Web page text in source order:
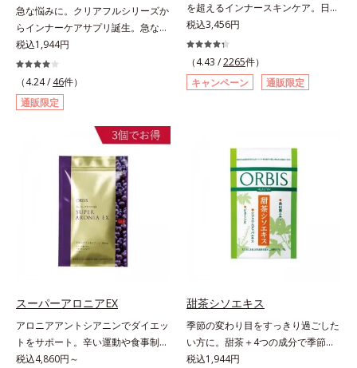
急な悩みに。クリアフルシリーズか
らインナーケアサプリ誕生。急な悩
みに。ケアに行き詰まったすべての
女性に送る、「クリアフルシリー
ズ」のオールインワンサプリメント
です。ビタミンB1とB2を配合。ビ
タミンB6とビタミンCは、タイムリ
リース加工でじっくり時間をかけて
放出されます。またすこやかな美し
さのために、和漢植物由来成分とセ
ラミドをプラス。さらにストレス社
会に負けないためのGABAも配合し
ました。現代社会を生き抜く女性の
すこやかな毎日を応援します。
税込1,944円
（4.24 / 46件）
通販限定
を超えるインナースキンケア。日本
初(*1)“肌にもトクホ(*2)”！肌の乾燥
が気になる方に。高純度に精製した
米胚芽由来のグルコシルセラミドを
配合。「肌の水分を逃しにくくする
ため、肌の乾燥が気になる方に適し
顔だけでなく、背中や足など、スキ
ンケア機能は全身にも。なかなか手
が回らない、ボディの乾燥対策にも
おすすめです。ゆずの爽やかな香り
とすっきりとした酸味が特徴の「ゆ
ず風味」、芳醇なマスカットの香り
とさっぱりとした酸味が楽しめる
ーチ風味」の3種のフレーバーをご
用意。その日の気分に合わせてチョ
イスできるから、より飽きにくく、
水なしで飲めるから、毎日手軽にお
税込3,456円
（4.43 /2265件）
キャンペーン
通販限定
スーパーアロニアEX
アロニアアントシアニンでダイエッ
トをサポート。辛い運動や食事制限
に立ち向かう、大人の“燃える気持
税込4,860円～
甜茶シソエキス
季節の変わり目をすっきり過ごした
い方に。甜茶＋4つの成分で季節に
負けない健康づくりを。GODポリ
税込1,944円